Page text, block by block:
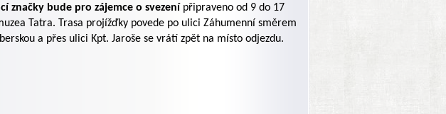
značky bude pro zájemce o svezení připraveno od 9 do 17
Tatra. Trasa projížďky povede po ulici Záhumenní směrem
a přes ulici Kpt. Jaroše se vrátí zpět na místo odjezdu.